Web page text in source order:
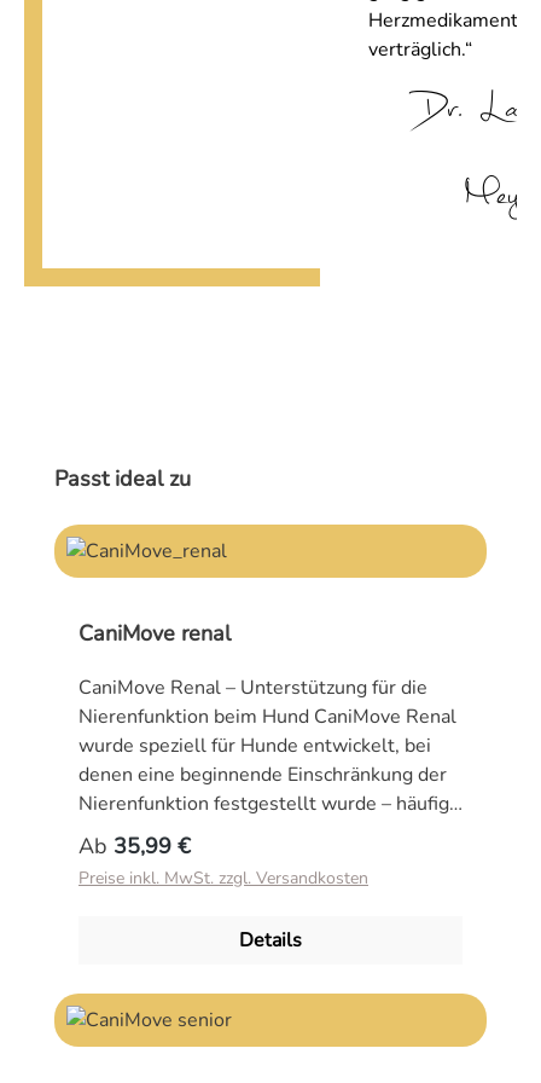
Herzmedikamenten
verträglich.“
Dr. Lars
Meyer
Produktgalerie überspringen
Passt ideal zu
CaniMove renal
CaniMove Renal – Unterstützung für die
Nierenfunktion beim Hund CaniMove Renal
wurde speziell für Hunde entwickelt, bei
denen eine beginnende Einschränkung der
Nierenfunktion festgestellt wurde – häufig
sichtbar durch einen Anstieg von SDMA
(Symmetrisches Dimethylarginin) oder
Cystatin C. Die ausgewogene Kombination
Erhaltung der Nierenfunktion und die
Entgiftungsmechanismen. ✅ Wann ist
Regulärer Preis:
Ab 35,99 €
Preise inkl. MwSt. zzgl. Versandkosten
Details